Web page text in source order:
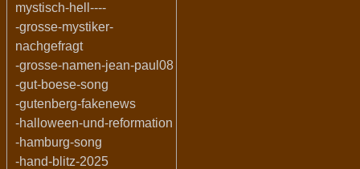
mystisch-hell----
-grosse-mystiker-
nachgefragt
-grosse-namen-jean-paul08
-gut-boese-song
-gutenberg-fakenews
-halloween-und-reformation
-hamburg-song
-hand-blitz-2025